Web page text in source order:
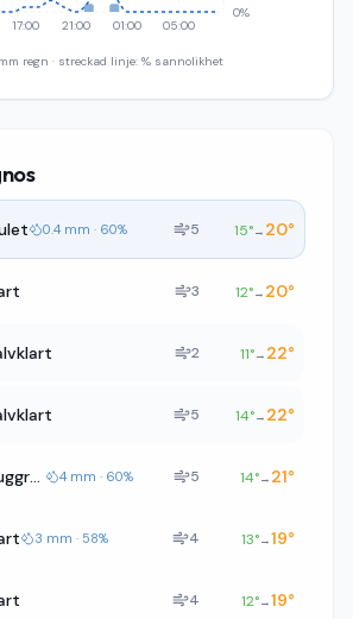
17:00 21:00 01:00 05:00
0%
regn · streckad linje: % sannolikhet
0.4 mm · 60% 5 15°→ 20°
3 12°→ 20°
2 11°→ 22°
5 14°→ 22°
Duggregn 4 mm · 60% 5 14°→ 21°
3 mm · 58% 4 13°→19°
4 12°→19°